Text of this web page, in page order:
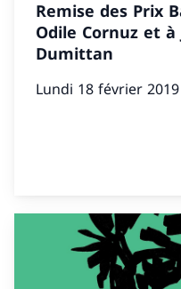
Remise des Prix
Odile Cornuz et
Dumittan
Lundi 18 février